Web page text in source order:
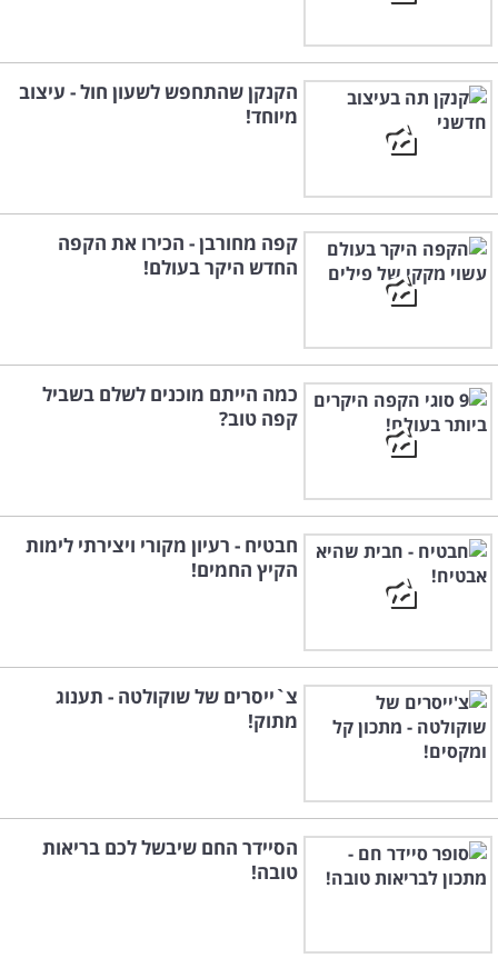
הקנקן שהתחפש לשעון חול - עיצוב
מיוחד!
קפה מחורבן - הכירו את הקפה
החדש היקר בעולם!
כמה הייתם מוכנים לשלם בשביל
קפה טוב?
חבטיח - רעיון מקורי ויצירתי לימות
הקיץ החמים!
צ`ייסרים של שוקולטה - תענוג
מתוק!
הסיידר החם שיבשל לכם בריאות
טובה!